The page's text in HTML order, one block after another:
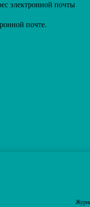
электронной почты
почте.